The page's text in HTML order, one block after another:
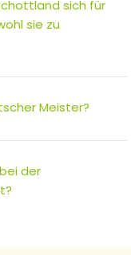
sich für
sie zu
Meister?
der